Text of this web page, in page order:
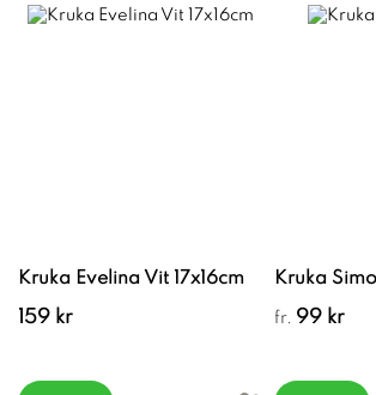
Kruka Evelina Vit 17x16cm
159 kr
Kruka
fr. 99 kr